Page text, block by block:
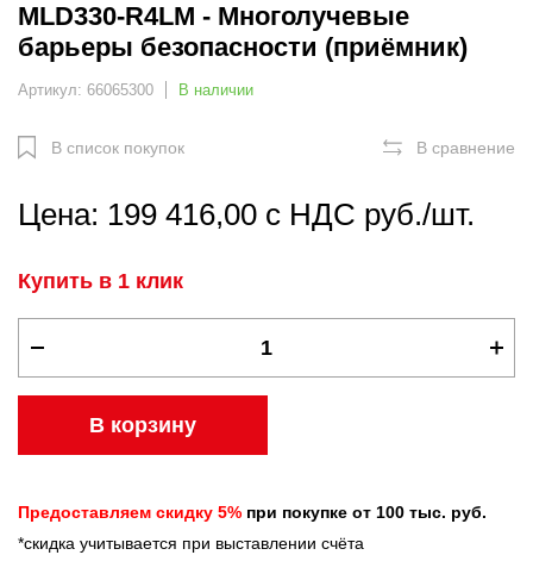
MLD330-R4LM - Многолучевые
барьеры безопасности (приёмник)
Артикул: 66065300 В наличии
В список покупок В сравнение
Цена: 199 416,00 с НДС руб./шт.
Купить в 1 клик
В корзину
Предоставляем скидку 5% при покупке от 100 тыс. руб.
*скидка учитывается при выставлении счёта